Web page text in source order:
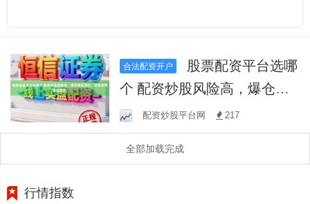
合法配资开户
个 配资炒股风险高，爆仓危
机四伏，投资者需谨慎操
作！
配资炒股平台网 217
全部加载完成
行情指数